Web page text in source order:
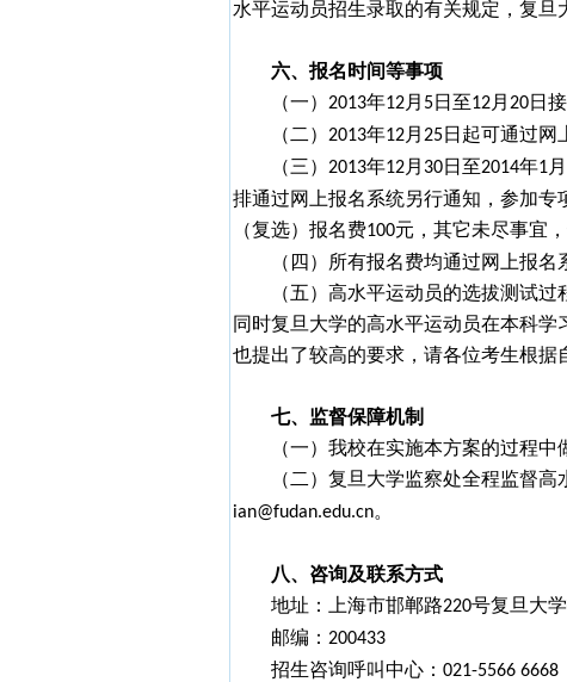
水平运动员招生录取的有关规定，复旦
六、报名时间等事项
（一） 2013年12月 5日至12月 20日
（二） 2013年12月 25日起可通过网
（三） 2013年12月 30日至2014年1 月
排通过网上报名系统另行通知，参加
（复选）报名费100元，其它未尽事宜，
（四）所有报名费均通过网上报
（五）高水平运动员的选拔测试
同时复旦大学的高水平运动员在本科
也提出了较高的要求，请各位考生根据
七、监督保障机制
（一）我校在实施本方案的过程
（二）复旦大学监察处全程监督高
ian@fudan.edu.cn。
八、咨询及联系方式
地址：上海市邯郸路220号复旦大
邮编： 200433
招生咨询呼叫中心： 021-5566 6668